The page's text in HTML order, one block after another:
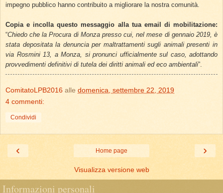
impegno pubblico hanno contribuito a migliorare la nostra comunità.
Copia e incolla questo messaggio alla tua email di mobilitazione:
“Chiedo che la Procura di Monza presso cui, nel mese di gennaio 2019, è
stata depositata la denuncia per maltrattamenti sugli animali presenti in
via Rosmini 13, a Monza, si pronunci ufficialmente sul caso, adottando
provvedimenti definitivi di tutela dei diritti animali ed eco ambientali”.
ComitatoLPB2016 alle domenica, settembre 22, 2019
4 commenti:
Condividi
‹ ›
Home page
Visualizza versione web
Informazioni personali